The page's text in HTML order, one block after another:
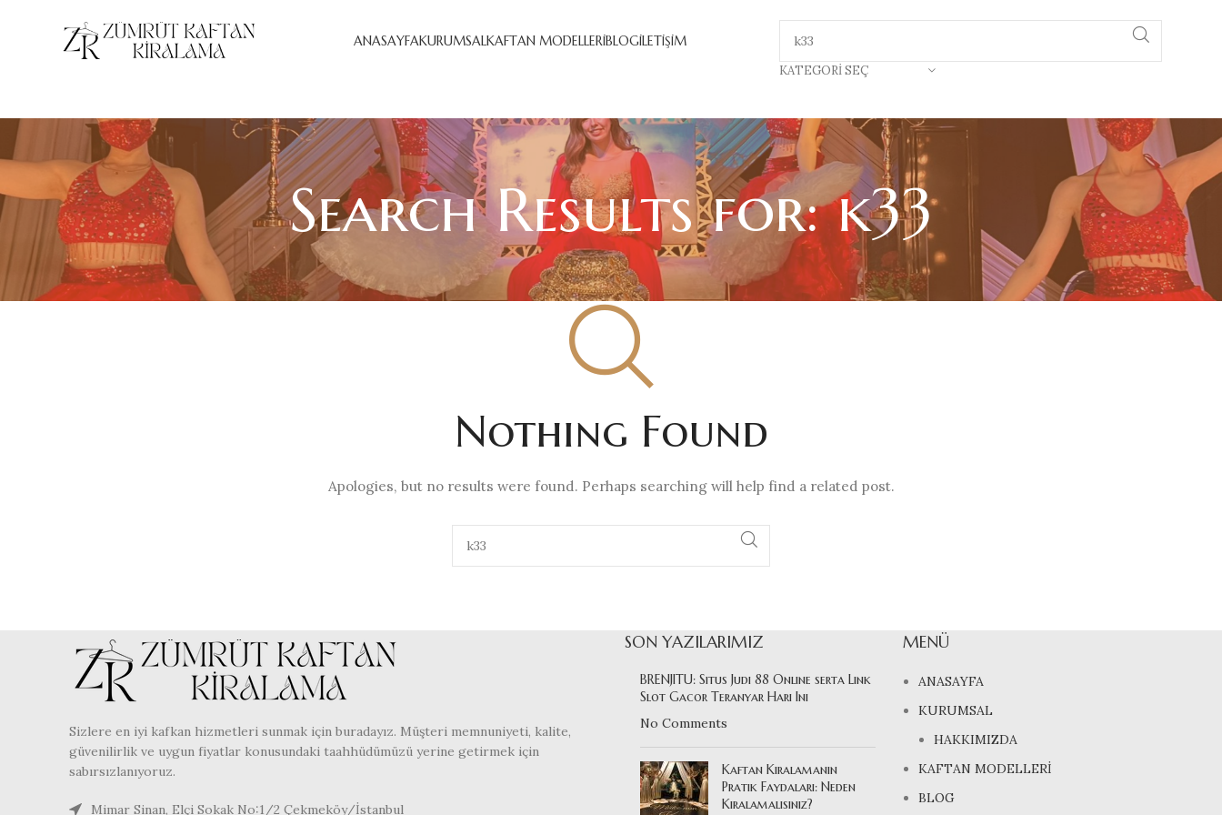
ANASAYFAKURUMSALKAFTAN MODELLERİBLOGİLETİŞİM
KATEGORI SEÇ
Search Results for: k33
Nothing Found
Apologies, but no results were found. Perhaps searching will help find a related post.
Sizlere en iyi kafkan hizmetleri sunmak için buradayız. Müşteri memnuniyeti, kalite,
güvenilirlik ve uygun fiyatlar konusundaki taahhüdümüzü yerine getirmek için
sabırsızlanıyoruz.
Mimar Sinan, Elçi Sokak No:1/2 Çekmeköy/İstanbul
SON YAZILARIMIZ
BRENJITU: Situs Judi 88 Online serta Link
Slot Gacor Teranyar Hari Ini
No Comments
Kaftan Kiralamanın
Pratik Faydaları: Neden
Kiralamalısınız?
MENÜ
ANASAYFA
KURUMSAL
HAKKIMIZDA
KAFTAN MODELLERİ
BLOG